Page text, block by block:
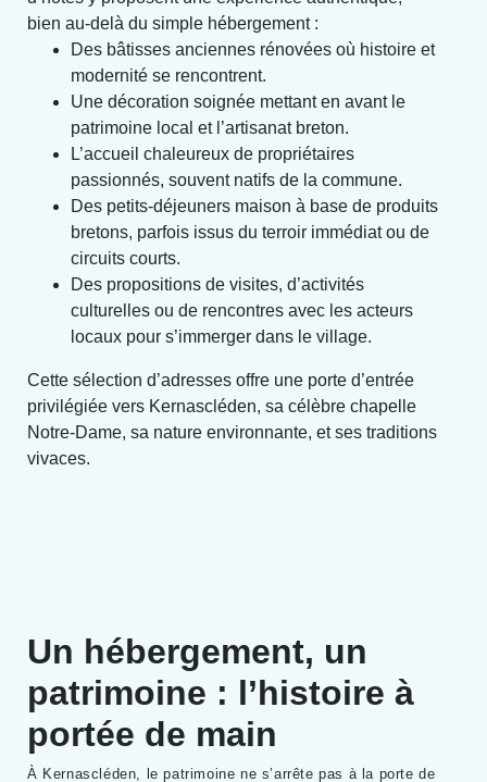
bien au-delà du simple hébergement :
Des bâtisses anciennes rénovées où histoire et
modernité se rencontrent.
Une décoration soignée mettant en avant le
patrimoine local et l’artisanat breton.
L’accueil chaleureux de propriétaires
passionnés, souvent natifs de la commune.
Des petits-déjeuners maison à base de produits
bretons, parfois issus du terroir immédiat ou de
circuits courts.
Des propositions de visites, d’activités
culturelles ou de rencontres avec les acteurs
locaux pour s’immerger dans le village.
Cette sélection d’adresses offre une porte d’entrée
privilégiée vers Kernascléden, sa célèbre chapelle
Notre-Dame, sa nature environnante, et ses traditions
vivaces.
Un hébergement, un
patrimoine : l’histoire à
portée de main
À Kernascléden, le patrimoine ne s’arrête pas à la porte de